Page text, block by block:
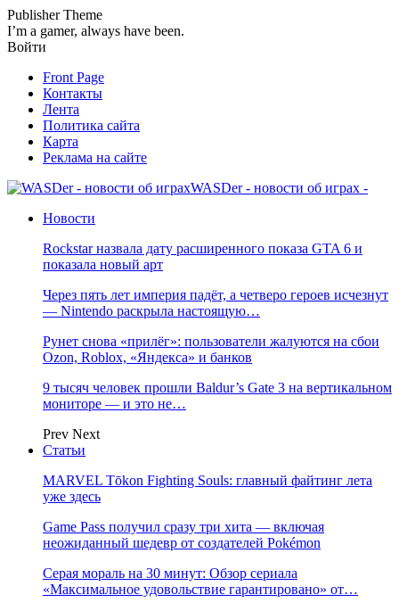
Publisher Theme
I’m a gamer, always have been.
Войти
Front Page
Контакты
Лента
Политика сайта
Карта
Реклама на сайте
WASDer - новости об играх -
Новости
Rockstar назвала дату расширенного показа GTA 6 и
показала новый арт
Через пять лет империя падёт, а четверо героев исчезнут
— Nintendo раскрыла настоящую…
Рунет снова «прилёг»: пользователи жалуются на сбои
Ozon, Roblox, «Яндекса» и банков
9 тысяч человек прошли Baldur’s Gate 3 на вертикальном
мониторе — и это не…
Prev Next
Статьи
MARVEL Tōkon Fighting Souls: главный файтинг лета
уже здесь
Game Pass получил сразу три хита — включая
неожиданный шедевр от создателей Pokémon
Серая мораль на 30 минут: Обзор сериала
«Максимальное удовольствие гарантировано» от…